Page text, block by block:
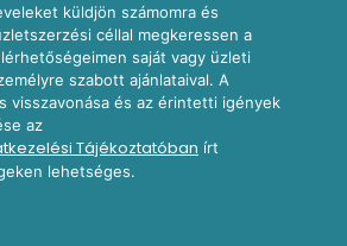
küldjön számomra és
céllal megkeressen a
saját vagy üzleti
szabott ajánlataival. A
visszavonása és az érintetti igények
az
Tájékoztatóban írt
lehetséges.